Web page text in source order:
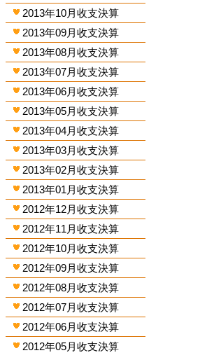
2013年10月收支決算
2013年09月收支決算
2013年08月收支決算
2013年07月收支決算
2013年06月收支決算
2013年05月收支決算
2013年04月收支決算
2013年03月收支決算
2013年02月收支決算
2013年01月收支決算
2012年12月收支決算
2012年11月收支決算
2012年10月收支決算
2012年09月收支決算
2012年08月收支決算
2012年07月收支決算
2012年06月收支決算
2012年05月收支決算